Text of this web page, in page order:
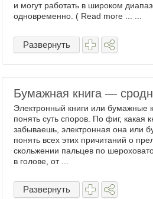
Фототоп
Видеотоп
и могут работать в широком
одновременно. ( Read more ... ...
Развернуть
Бумажная книга —
Электронный книги или бумажные
понять суть споров. По фиг, какая
забываешь, электронная она или
понять всех этих причитаний о
скольжении пальцев по
в голове, от ...
Развернуть